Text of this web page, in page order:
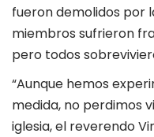
fueron demolidos por
miembros sufrieron
pero todos
“Aunque hemos
medida, no perdimos
iglesia, el reverendo